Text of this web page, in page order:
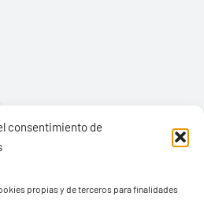
consentimiento de
propias y de terceros para finalidades